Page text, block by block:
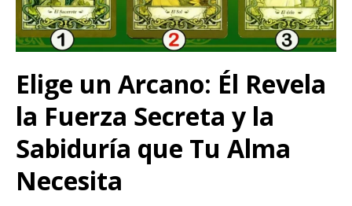
Elige un Arcano: Él Revela
la Fuerza Secreta y la
Sabiduría que Tu Alma
Necesita